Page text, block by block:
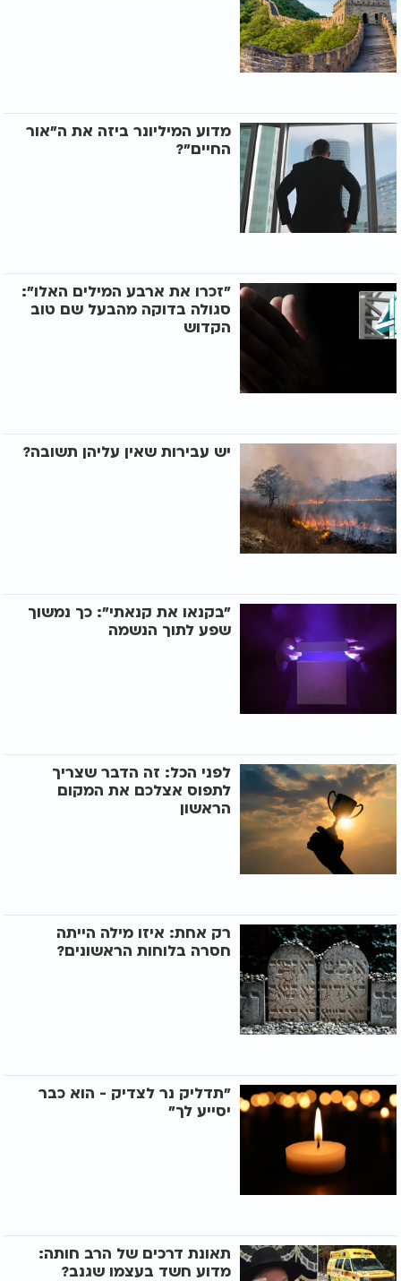
מדוע המיליונר ביזה את ה"אור
החיים"?
"זכרו את ארבע המילים האלו":
סגולה בדוקה מהבעל שם טוב
הקדוש
יש עבירות שאין עליהן תשובה?
"בקנאו את קנאתי": כך נמשוך
שפע לתוך הנשמה
לפני הכל: זה הדבר שצריך
לתפוס אצלכם את המקום
הראשון
רק אחת: איזו מילה הייתה
חסרה בלוחות הראשונים?
"תדליק נר לצדיק - הוא כבר
יסייע לך"
תאונת דרכים של הרב חותה:
מדוע חשד בעצמו שגנב?